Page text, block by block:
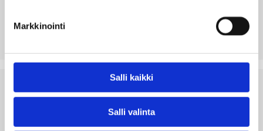
Markkinointi
Salli kaikki
Salli valinta
ALUEEN LUONTOSELVITYS VUONNA 2017
LADDA NER VISA